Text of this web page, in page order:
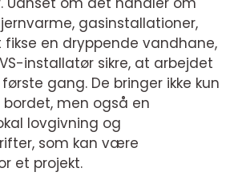
gasinstallationer,
en dryppende vandhane,
installatør sikre, at arbejdet
gang. De bringer ikke kun
bordet, men også en
lovgivning og
som kan være
et projekt.